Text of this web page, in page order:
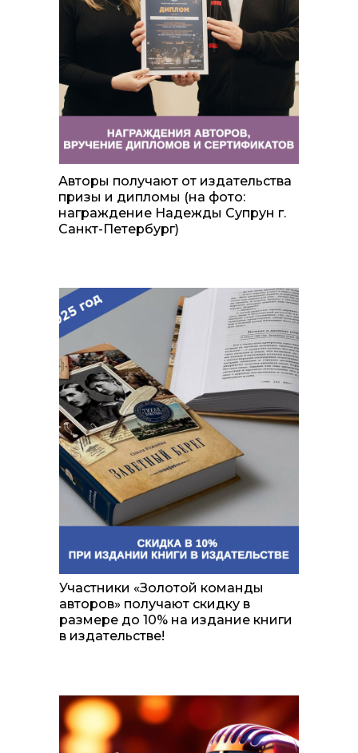
Участники «Золотой команды
авторов» получают скидку в
размере до 10% на издание книги
в издательстве!
Авторы получают от издательства
призы и дипломы (на фото:
награждение Надежды Супрун г.
Санкт-Петербург)